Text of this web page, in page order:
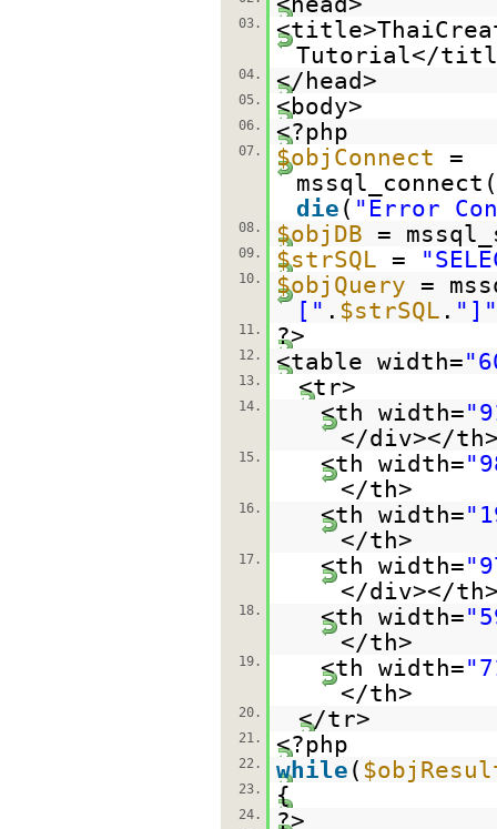
03.
Tutorial</
04. </head>
05. <body>
06. <?php
07. $objConnect =
mssql_connect(
die ( "Error
08. $objDB =
09. $strSQL =
10. $objQuery =
[" . $strSQL . "]"
11. ?>
12. <table width=
13. <tr>
14. <th width=
</div></
15. <th width=
</th>
16. <th width=
</th>
17. <th width=
</div></
18. <th width=
</th>
19. <th width=
</th>
20. </tr>
21. <?php
22. while (
23. {
24. ?>